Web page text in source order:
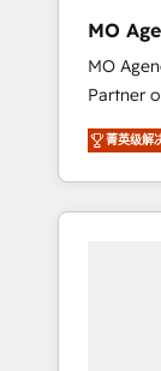
custom
stack. -
full-
lifecycle
Hubs. -
Built to
MO
MO
Partner
菁英级解